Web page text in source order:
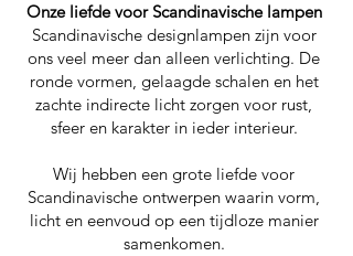
Onze liefde voor Scandinavische lampen
Scandinavische designlampen zijn voor
ons veel meer dan alleen verlichting. De
ronde vormen, gelaagde schalen en het
zachte indirecte licht zorgen voor rust,
sfeer en karakter in ieder interieur.
Wij hebben een grote liefde voor
Scandinavische ontwerpen waarin vorm,
licht en eenvoud op een tijdloze manier
samenkomen.